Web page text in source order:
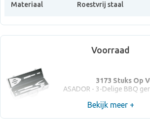
Materiaal Roestvrij staal
Voorraad
3173 Stuks Op
ASADOR - 3-Delige BBQ
Bekijk meer +